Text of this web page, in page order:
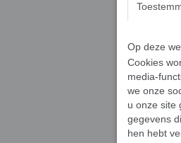
Op deze
Cookies
media-
we onze
u onze site
gegevens
hen hebt